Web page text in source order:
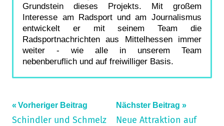
Grundstein dieses Projekts. Mit großem
Interesse am Radsport und am Journalismus
entwickelt er mit seinem Team die
Radsportnachrichten aus Mittelhessen immer
weiter - wie alle in unserem Team
nebenberuflich und auf freiwilliger Basis.
Beitragsnavigation
Vorheriger Beitrag
Schindler und Schmelz
Nächster Beitrag
Neue Attraktion auf